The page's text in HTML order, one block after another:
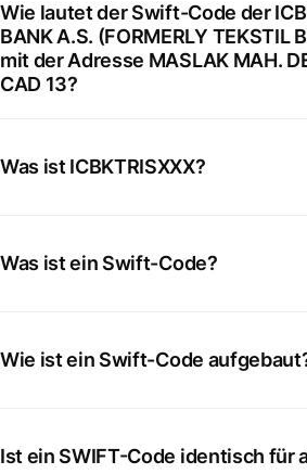
Wie lautet der Swift-Code der
BANK A.S. (FORMERLY TEKSTIL
mit der Adresse MASLAK MAH.
CAD 13?
Was ist ICBKTRISXXX?
Was ist ein Swift-Code?
Wie ist ein Swift-Code
Ist ein SWIFT-Code identisch für